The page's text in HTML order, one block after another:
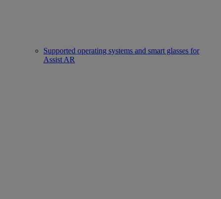
Supported operating systems and smart glasses for
Assist AR